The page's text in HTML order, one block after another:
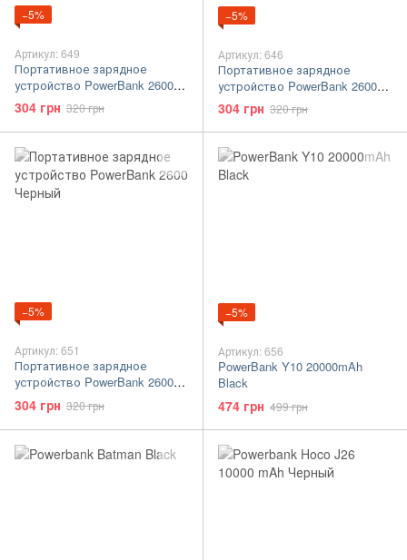
−5%
Артикул: 649
Портативное зарядное
устройство PowerBank 2600
Белый
304 грн 320 грн
−5%
Артикул: 646
Портативное зарядное
устройство PowerBank 2600
Зеленый
304 грн 320 грн
−5%
Артикул: 651
Портативное зарядное
устройство PowerBank 2600
Черный
304 грн 320 грн
−5%
Артикул: 656
PowerBank Y10 20000mAh
Black
474 грн 499 грн